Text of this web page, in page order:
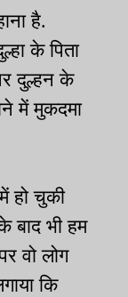
है.
के पिता
दुल्हन के
में मुकदमा
हो चुकी
बाद भी हम
वो लोग
कि